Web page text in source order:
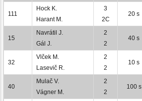
111
Hock K.
Harant M.
3
2C
20 s
15
Navrátil J.
Gál J.
2
2
40 s
32
Vlček M.
Lasevič R.
2
2
10 s
40
Mulač V.
Vágner M.
2
2
100 s